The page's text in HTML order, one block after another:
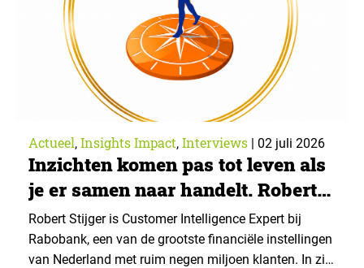
Actueel, Insights Impact, Interviews | 02 juli 2026
Inzichten komen pas tot leven als
je er samen naar handelt. Robert
Stijger over customer intelligence
bij Rabobank
Robert Stijger is Customer Intelligence Expert bij
Rabobank, een van de grootste financiële instellingen
van Nederland met ruim negen miljoen klanten. In zijn